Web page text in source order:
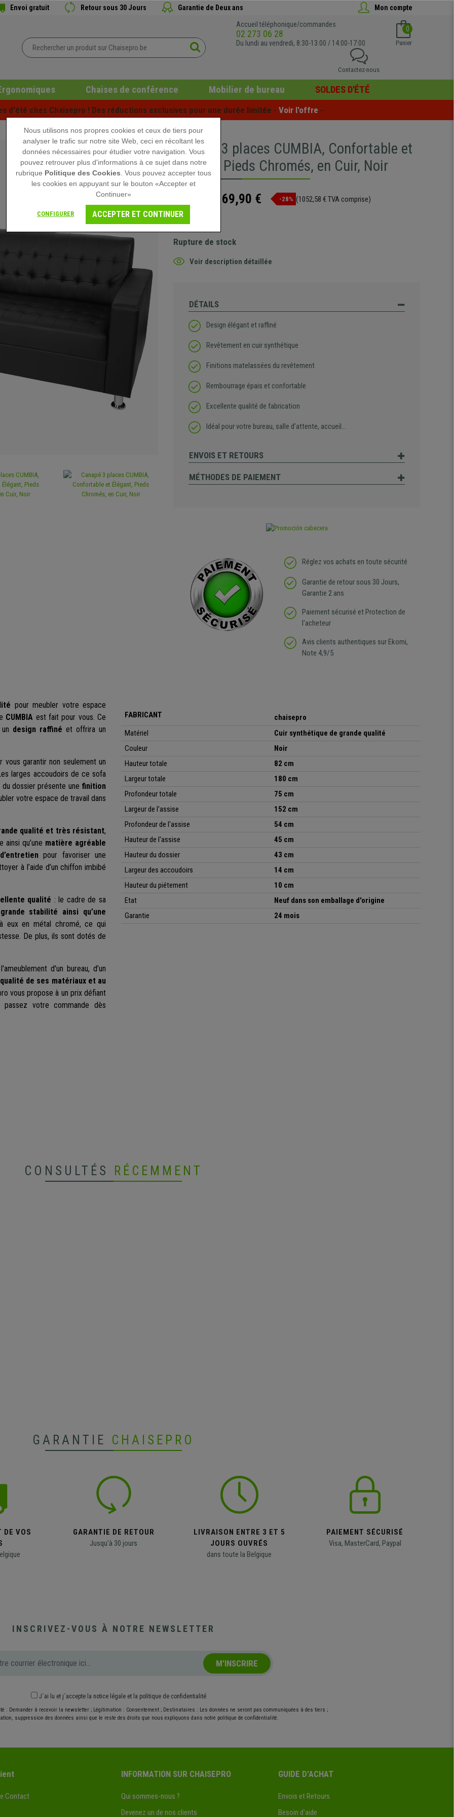
Envoi gratuit Retour sous 30 Jours Garantie de Deux ans Mon compte
Accueil téléphonique/commandes
02 273 06 28
Du lundi au vendredi, 8:30-13:00 / 14:00-17:00
0
Panier
Contactez-nous
Chaises de conférence Mobilier de bureau SOLDES D'ÉTÉ
d'été chez Chaisepro ! Des réductions exclusives pour une durée limitée - Voir l'offre -
Canapé 3 places CUMBIA, Confortable et
Élégant, Pieds Chromés, en Cuir, Noir
869,90 € -28% (1052,58 € TVA comprise)
Rupture de stock
Rupture de stock
Voir description détaillée
DÉTAILS
Design élégant et raffiné
Revêtement en cuir synthétique
Finitions matelassées du revêtement
Rembourrage épais et confortable
Excellente qualité de fabrication
Idéal pour votre bureau, salle d’attente, accueil…
ENVOIS ET RETOURS
MÉTHODES DE PAIEMENT
Réglez vos achats en toute sécurité
Garantie de retour sous 30 Jours,
Garantie 2 ans
Paiement sécurisé et Protection de
l'acheteur
Avis clients authentiques sur Ekomi,
Note 4,9/5
pour meubler votre espace
CUMBIA est fait pour vous. Ce
design raffiné et offrira un
vous garantir non seulement un
larges accoudoirs de ce sofa
dossier présente une finition
votre espace de travail dans
qualité et très résistant,
qu’une matière agréable
pour favoriser une
à l’aide d’un chiffon imbibé
qualité : le cadre de sa
grande stabilité ainsi qu’une
eux en métal chromé, ce qui
De plus, ils sont dotés de
d'un bureau, d’un
de ses matériaux et au
vous propose à un prix défiant
votre commande dès
FABRICANT
chaisepro
Matériel
Cuir synthétique de grande qualité
Couleur
Noir
Hauteur totale
82 cm
Largeur totale
180 cm
Profondeur totale
75 cm
Largeur de l'assise
152 cm
Profondeur de l'assise
54 cm
Hauteur de l'assise
45 cm
Hauteur du dossier
43 cm
Largeur des accoudoirs
14 cm
Hauteur du piétement
10 cm
Etat
Neuf dans son emballage d'origine
Garantie
24 mois
CONSULTÉS RÉCEMMENT
GARANTIE CHAISEPRO
DE VOS
GARANTIE DE RETOUR
Jusqu'à 30 jours
LIVRAISON ENTRE 3 ET 5
JOURS OUVRÉS
dans toute la Belgique
PAIEMENT SÉCURISÉ
Visa, MasterCard, Paypal
INSCRIVEZ-VOUS À NOTRE NEWSLETTER
M'INSCRIRE
J´ai lu et j´accepte la notice légale et la politique de confidentialité
: Demander à recevoir la newsletter ; Légitimation : Consentement ; Destinataires : Les données ne seront pas communiquées à des tiers ;
suppression des données ainsi que le reste des droits que nous expliquons dans notre politique de confidentialité.
Contact
INFORMATION SUR CHAISEPRO
Qui sommes-nous ?
Devenez un de nos clients
GUIDE D'ACHAT
Envois et Retours
Besoin d'aide
Nous utilisons nos propres cookies et ceux de tiers pour
analyser le trafic sur notre site Web, ceci en récoltant les
données nécessaires pour étudier votre navigation. Vous
pouvez retrouver plus d'informations à ce sujet dans notre
rubrique Politique des Cookies . Vous pouvez accepter tous
les cookies en appuyant sur le bouton «Accepter et
Continuer»
CONFIGURER ACCEPTER ET CONTINUER